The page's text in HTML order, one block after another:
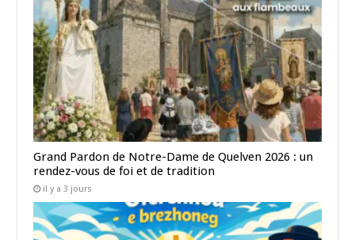
Grand Pardon de Notre-Dame de Quelven 2026 : un
rendez-vous de foi et de tradition
il y a 3 jours